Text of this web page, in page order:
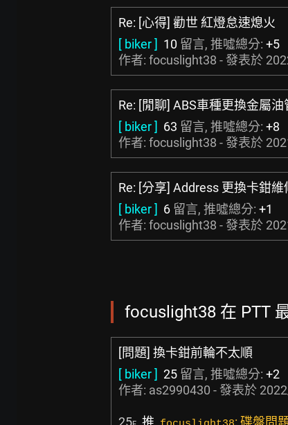
Re: [心得] 勸世 紅燈怠速熄火
[ biker ] 10 留言, 推噓總分: +5
作者: focuslight38 - 發表於
Re: [閒聊] ABS車種更換金屬
[ biker ] 63 留言, 推噓總分: +8
作者: focuslight38 - 發表於
Re: [分享] Address 更換卡鉗維
[ biker ] 6 留言, 推噓總分: +1
作者: focuslight38 - 發表於
focuslight38 在 PTT
[問題] 換卡鉗前輪不太順
[ biker ] 25 留言, 推噓總分: +2
作者: as2990430 - 發表於
25 推 : 碟盤問